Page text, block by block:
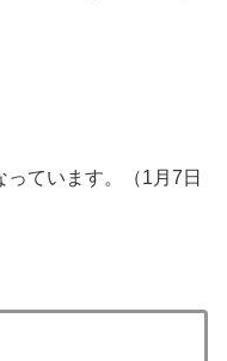
ています。（1月7日